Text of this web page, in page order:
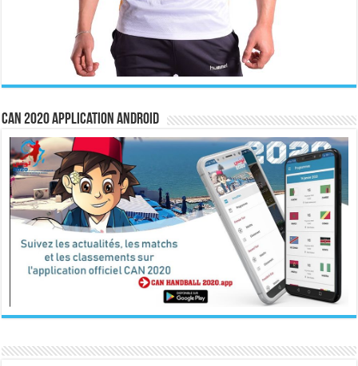
CAN 2020 Application Android